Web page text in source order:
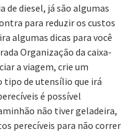
de diesel, já são algumas
para reduzir os custos
algumas dicas para você
Organização da caixa-
a viagem, crie um
tipo de utensílio que irá
é possível
não tiver geladeira,
perecíveis para não correr